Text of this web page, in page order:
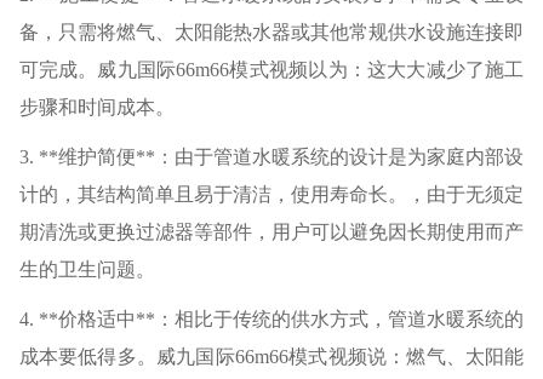
备，只需将燃气、太阳能热水器或其他常规供水设施连接即
可完成。威九国际66m66模式视频以为：这大大减少了施工
步骤和时间成本。
3. **维护简便**：由于管道水暖系统的设计是为家庭内部设
计的，其结构简单且易于清洁，使用寿命长。，由于无须定
期清洗或更换过滤器等部件，用户可以避免因长期使用而产
生的卫生问题。
4. **价格适中**：相比于传统的供水方式，管道水暖系统的
成本要低得多。威九国际66m66模式视频说：燃气、太阳能